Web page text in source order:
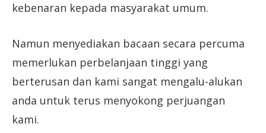
kebenaran kepada masyarakat umum.
Namun menyediakan bacaan secara percuma
memerlukan perbelanjaan tinggi yang
berterusan dan kami sangat mengalu-alukan
anda untuk terus menyokong perjuangan
kami.